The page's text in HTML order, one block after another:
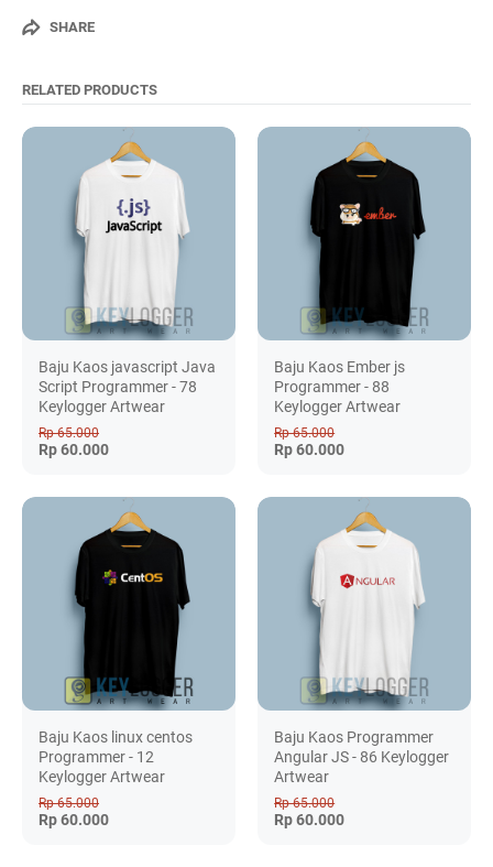
SHARE
RELATED PRODUCTS
Baju Kaos javascript Java
Script Programmer - 78
Keylogger Artwear
Rp 65.000
Rp 60.000
Baju Kaos Ember js
Programmer - 88
Keylogger Artwear
Rp 65.000
Rp 60.000
Baju Kaos linux centos
Programmer - 12
Keylogger Artwear
Rp 65.000
Rp 60.000
Baju Kaos Programmer
Angular JS - 86 Keylogger
Artwear
Rp 65.000
Rp 60.000